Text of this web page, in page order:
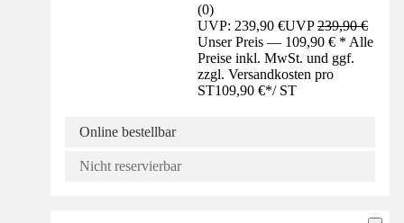
(0)
UVP: 239,90 €UVP239,90 €
Unser Preis — 109,90 € * Alle
Preise inkl. MwSt. und ggf.
zzgl. Versandkosten pro
ST109,90 €*/ ST
Online bestellbar
Nicht reservierbar